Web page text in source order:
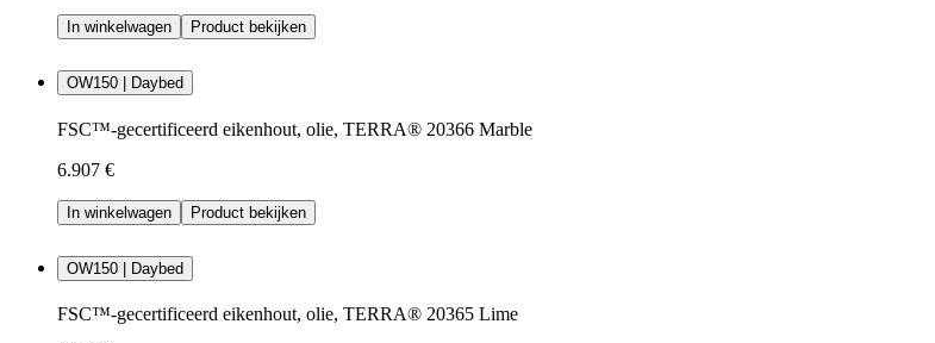
In winkelwagen Product bekijken
OW150 | Daybed
FSC™-gecertificeerd eikenhout, olie, TERRA® 20366 Marble
6.907 €
In winkelwagen Product bekijken
OW150 | Daybed
FSC™-gecertificeerd eikenhout, olie, TERRA® 20365 Lime